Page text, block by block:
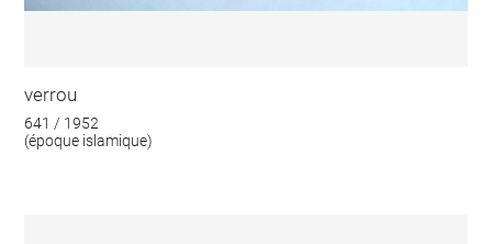
verrou
641 / 1952
(époque islamique)